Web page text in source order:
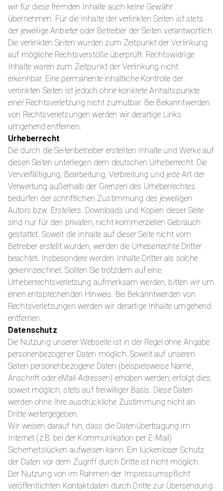
wir für diese fremden Inhalte auch keine Gewähr
übernehmen. Für die Inhalte der verlinkten Seiten ist stets
der jeweilige Anbieter oder Betreiber der Seiten verantwortlich.
Die verlinkten Seiten wurden zum Zeitpunkt der Verlinkung
auf mögliche Rechtsverstöße überprüft. Rechtswidrige
Inhalte waren zum Zeitpunkt der Verlinkung nicht
erkennbar. Eine permanente inhaltliche Kontrolle der
verlinkten Seiten ist jedoch ohne konkrete Anhaltspunkte
einer Rechtsverletzung nicht zumutbar. Bei Bekanntwerden
von Rechtsverletzungen werden wir derartige Links
umgehend entfernen.
Urheberrecht
Die durch die Seitenbetreiber erstellten Inhalte und Werke auf
diesen Seiten unterliegen dem deutschen Urheberrecht. Die
Vervielfältigung, Bearbeitung, Verbreitung und jede Art der
Verwertung außerhalb der Grenzen des Urheberrechtes
bedürfen der schriftlichen Zustimmung des jeweiligen
Autors bzw. Erstellers. Downloads und Kopien dieser Seite
sind nur für den privaten, nicht kommerziellen Gebrauch
gestattet. Soweit die Inhalte auf dieser Seite nicht vom
Betreiber erstellt wurden, werden die Urheberrechte Dritter
beachtet. Insbesondere werden Inhalte Dritter als solche
gekennzeichnet. Sollten Sie trotzdem auf eine
Urheberrechtsverletzung aufmerksam werden, bitten wir um
einen entsprechenden Hinweis. Bei Bekanntwerden von
Rechtsverletzungen werden wir derartige Inhalte umgehend
entfernen.
Datenschutz
Die Nutzung unserer Webseite ist in der Regel ohne Angabe
personenbezogener Daten möglich. Soweit auf unseren
Seiten personenbezogene Daten (beispielsweise Name,
Anschrift oder eMail-Adressen) erhoben werden, erfolgt dies,
soweit möglich, stets auf freiwilliger Basis. Diese Daten
werden ohne Ihre ausdrückliche Zustimmung nicht an
Dritte weitergegeben.
Wir weisen darauf hin, dass die Datenübertragung im
Internet (z.B. bei der Kommunikation per E-Mail)
Sicherheitslücken aufweisen kann. Ein lückenloser Schutz
der Daten vor dem Zugriff durch Dritte ist nicht möglich.
Der Nutzung von im Rahmen der Impressumspflicht
veröffentlichten Kontaktdaten durch Dritte zur Übersendung